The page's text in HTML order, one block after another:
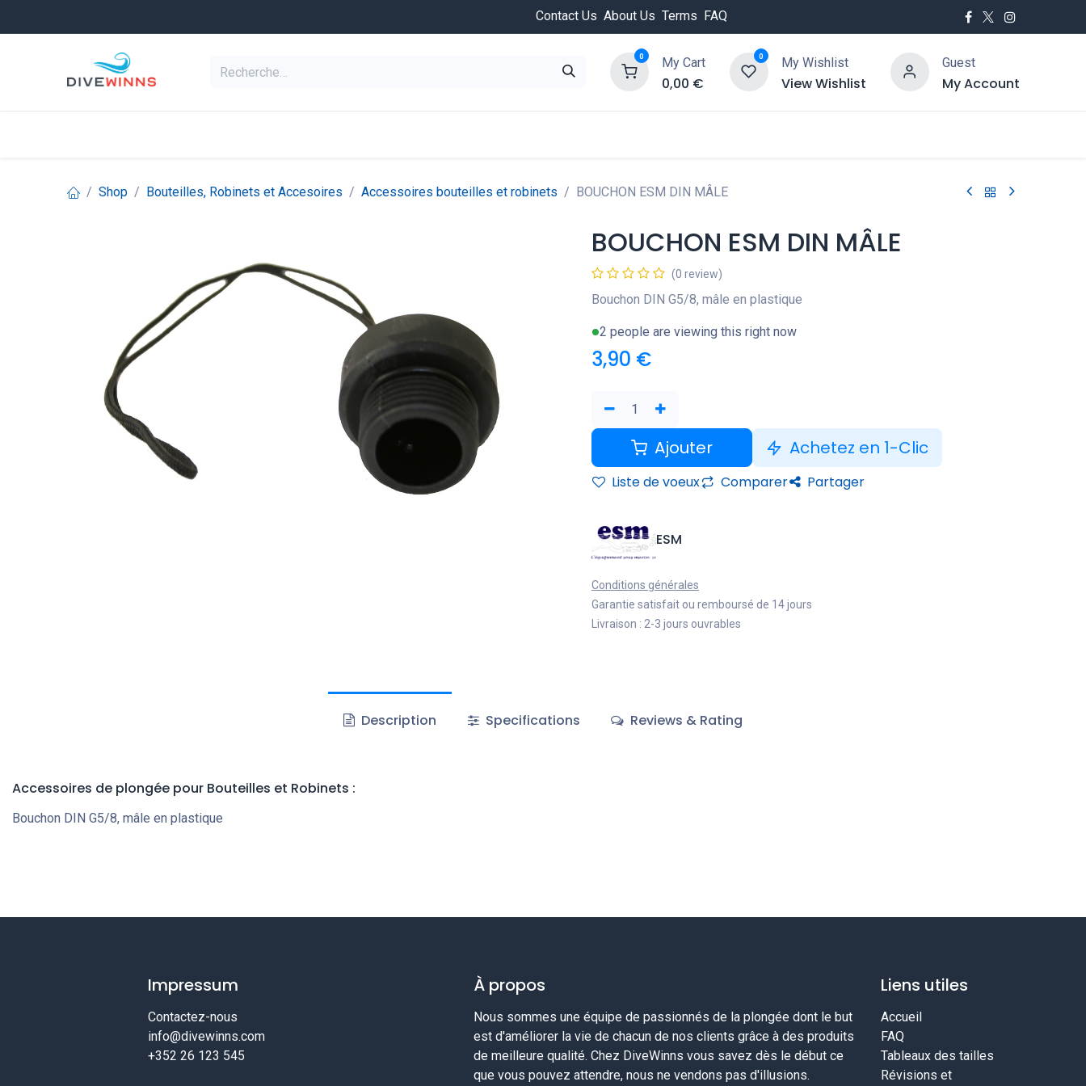
Contact Us About Us Terms FAQ
0 My Cart
0,00 €
0 My Wishlist
View Wishlist
Guest
My Account
HOT
Shop Bouteilles, Robinets et Accesoires Accessoires bouteilles et robinets BOUCHON ESM DIN MÂLE
BOUCHON ESM DIN MÂLE
(0 review)
Bouchon DIN G5/8, mâle en plastique
2 people are viewing this right now
3,90 €
Ajouter Achetez en 1-Clic
Liste de voeux Comparer Partager
ESM
Conditions générales
Garantie satisfait ou remboursé de 14 jours
Livraison : 2-3 jours ouvrables
Description Specifications Reviews & Rating
Accessoires de plongée pour Bouteilles et Robinets :
Bouchon DIN G5/8, mâle en plastique
Impressum
Contactez-nous
info@divewinns.com
+352 26 123 545
À propos
Nous sommes une équipe de passionnés de la plongée dont le but
est d'améliorer la vie de chacun de nos clients grâce à des produits
de meilleure qualité. Chez DiveWinns vous savez dès le début ce
que vous pouvez attendre, nous ne vendons pas d'illusions.
Liens utiles
Accueil
FAQ
Tableaux des tailles
Révisions et